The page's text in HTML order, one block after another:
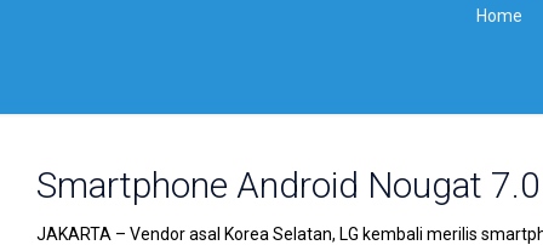
Home
Smartphone Android Nougat
JAKARTA – Vendor asal Korea Selatan, LG kembali merilis